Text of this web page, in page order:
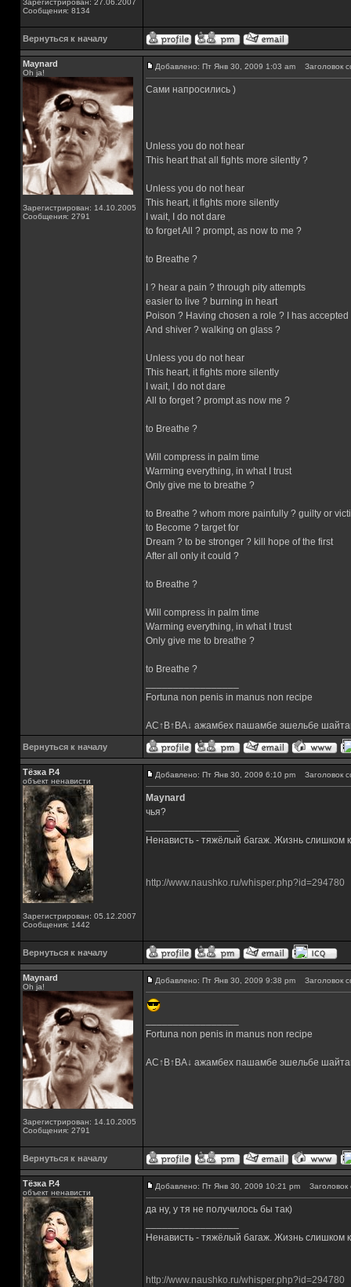
Зарегистрирован: 27.06.2007
Сообщения: 8134
Вернуться к началу
Maynard
Oh ja!
Зарегистрирован: 14.10.2005
Сообщения: 2791
Добавлено: Пт Янв 30, 2009 1:03 am Заголовок
Сами напросились )
Unless you do not hear
This heart that all fights more silently ?
Unless you do not hear
This heart, it fights more silently
I wait, I do not dare
to forget All ? prompt, as now to me ?
to Breathe ?
I ? hear a pain ? through pity attempts
easier to live ? burning in heart
Poison ? Having chosen a role ? I has
And shiver ? walking on glass ?
Unless you do not hear
This heart, it fights more silently
I wait, I do not dare
All to forget ? prompt as now me ?
to Breathe ?
Will compress in palm time
Warming everything, in what I trust
Only give me to breathe ?
to Breathe ? whom more painfully ? guilty or
to Become ? target for
Dream ? to be stronger ? kill hope of the first
After all only it could ?
to Breathe ?
Will compress in palm time
Warming everything, in what I trust
Only give me to breathe ?
to Breathe ?
Fortuna non penis in manus non recipe
AC↑B↑BA↓ ажамбех пашамбе эшельбе
Вернуться к началу
Тёзка Р.4
объект ненависти
Зарегистрирован: 05.12.2007
Сообщения: 1442
Добавлено: Пт Янв 30, 2009 6:10 pm Заголовок
Maynard
чья?
Ненависть - тяжёлый багаж. Жизнь слишком
http://www.naushko.ru/whisper.php?id=294780
Вернуться к началу
Maynard
Oh ja!
Зарегистрирован: 14.10.2005
Сообщения: 2791
Добавлено: Пт Янв 30, 2009 9:38 pm Заголовок
Fortuna non penis in manus non recipe
AC↑B↑BA↓ ажамбех пашамбе эшельбе
Вернуться к началу
Тёзка Р.4
объект ненависти
Добавлено: Пт Янв 30, 2009 10:21 pm Заголовок
да ну, у тя не получилось бы так)
Ненависть - тяжёлый багаж. Жизнь слишком
http://www.naushko.ru/whisper.php?id=294780